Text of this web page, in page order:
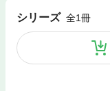
シリーズ 全1冊